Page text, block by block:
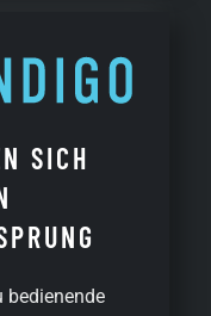
SICH
bedienende